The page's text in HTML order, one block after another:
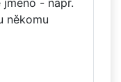
- např.
někomu